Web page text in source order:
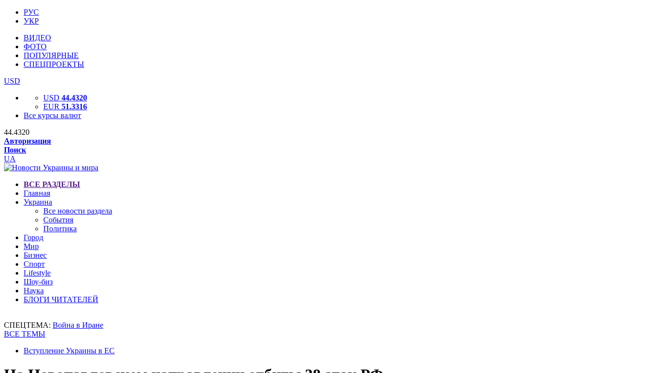
РУС
УКР
ВИДЕО
ФОТО
ПОПУЛЯРНЫЕ
СПЕЦПРОЕКТЫ
USD
USD 44.4320
EUR 51.3316
Все курсы валют
44.4320
Авторизация
Поиск
UA
ВСЕ РАЗДЕЛЫ
Главная
Украина
Все новости раздела
События
Политика
Город
Мир
Бизнес
Спорт
Lifestyle
Шоу-биз
Наука
БЛОГИ ЧИТАТЕЛЕЙ
СПЕЦТЕМА: Война в Иране
ВСЕ ТЕМЫ
Вступление Украины в ЕС